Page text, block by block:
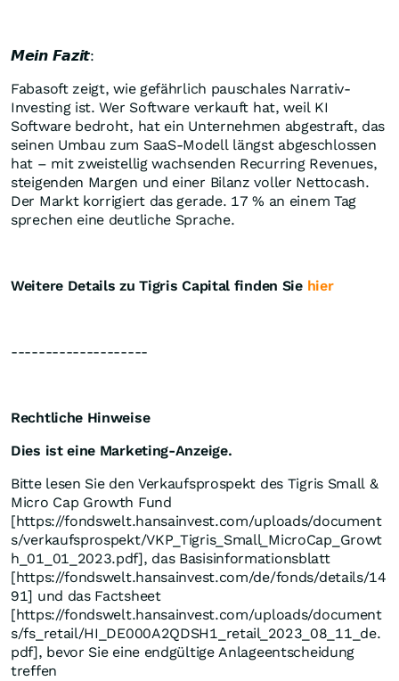
𝙈𝙚𝙞𝙣 𝙁𝙖𝙯𝙞𝙩:
Fabasoft zeigt, wie gefährlich pauschales Narrativ-
Investing ist. Wer Software verkauft hat, weil KI
Software bedroht, hat ein Unternehmen abgestraft, das
seinen Umbau zum SaaS-Modell längst abgeschlossen
hat – mit zweistellig wachsenden Recurring Revenues,
steigenden Margen und einer Bilanz voller Nettocash.
Der Markt korrigiert das gerade. 17 % an einem Tag
sprechen eine deutliche Sprache.
Weitere Details zu Tigris Capital finden Sie hier
--------------------
Rechtliche Hinweise
Dies ist eine Marketing-Anzeige.
Bitte lesen Sie den Verkaufsprospekt des Tigris Small &
Micro Cap Growth Fund
[https://fondswelt.hansainvest.com/uploads/document
s/verkaufsprospekt/VKP_Tigris_Small_MicroCap_Growt
h_01_01_2023.pdf], das Basisinformationsblatt
[https://fondswelt.hansainvest.com/de/fonds/details/14
91] und das Factsheet
[https://fondswelt.hansainvest.com/uploads/document
s/fs_retail/HI_DE000A2QDSH1_retail_2023_08_11_de.
pdf], bevor Sie eine endgültige Anlageentscheidung
treffen